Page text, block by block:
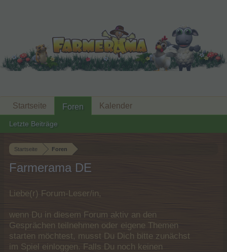
Startseite Foren
Farmerama DE
Liebe(r) Forum-Leser/in,
wenn Du in diesem Forum aktiv an den
Gesprächen teilnehmen oder eigene Themen
starten möchtest, musst Du Dich bitte zunächst
im Spiel einloggen. Falls Du noch keinen
Startseite Foren
Letzte Beiträge
Kalender